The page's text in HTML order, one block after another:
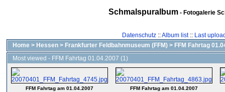
Schmalspuralbum - Fotogalerie
Datenschutz ::Album list:: Last
Home > Hessen > Frankfurter Feldbahnmuseum (FFM) > FFM Fahrtag
Most viewed - FFM Fahrtag 01.04.2007 (1)
FFM Fahrtag am 01.04.2007
FFM Fahrtag am 01.04.2007